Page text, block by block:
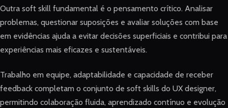
Outra soft skill fundamental é o pensamento crítico. Analisar
problemas, questionar suposições e avaliar soluções com base
em evidências ajuda a evitar decisões superficiais e contribui para
experiências mais eficazes e sustentáveis.
Trabalho em equipe, adaptabilidade e capacidade de receber
feedback completam o conjunto de soft skills do UX designer,
permitindo colaboração fluida, aprendizado contínuo e evolução